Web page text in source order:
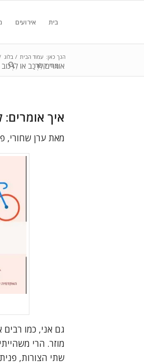
בית אירועים
צור קשר
אומרים לִרְכַּב או
הנך כאן: עמוד הבית / בלוג
איך אומרים:
מאת ערן שחורי,
גם אני, כמו
מוזר. הרי
שתי הצורות,